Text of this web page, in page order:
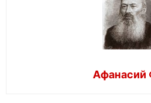
Афанасий